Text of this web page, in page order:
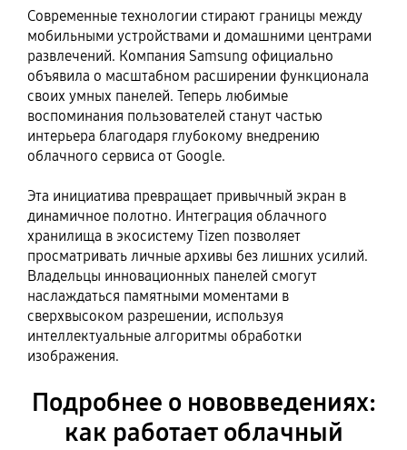
Современные технологии стирают границы между
мобильными устройствами и домашними центрами
развлечений. Компания Samsung официально
объявила о масштабном расширении функционала
своих умных панелей. Теперь любимые
воспоминания пользователей станут частью
интерьера благодаря глубокому внедрению
облачного сервиса от Google.
Эта инициатива превращает привычный экран в
динамичное полотно. Интеграция облачного
хранилища в экосистему Tizen позволяет
просматривать личные архивы без лишних усилий.
Владельцы инновационных панелей смогут
наслаждаться памятными моментами в
сверхвысоком разрешении, используя
интеллектуальные алгоритмы обработки
изображения.
Подробнее о нововведениях:
как работает облачный